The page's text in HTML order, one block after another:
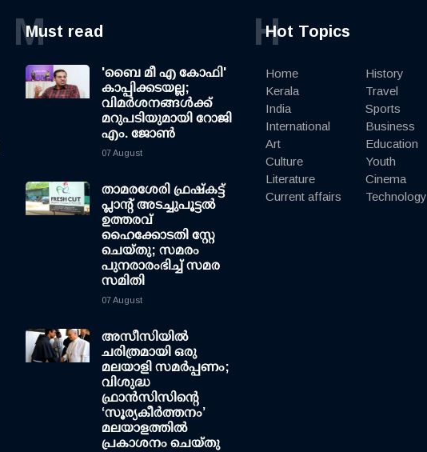
Must read
M
'ബൈ മീ എ കോഫി'
കാപ്പിക്കടയല്ല;
വിമര്‍ശനങ്ങള്‍ക്ക്
മറുപടിയുമായി റോജി
എം. ജോണ്‍
07 August
താമരശേരി ഫ്രഷ്കട്ട്
പ്ലാന്റ് അടച്ചുപൂട്ടൽ
ഉത്തരവ്
ഹൈക്കോടതി സ്റ്റേ
ചെയ്തു; സമരം
പുനരാരംഭിച്ച് സമര
സമിതി
07 August
അസീസിയിൽ
ചരിത്രമായി ഒരു
മലയാളി സമർപ്പണം;
വിശുദ്ധ
ഫ്രാൻസിസിന്റെ
‘സൂര്യകീർത്തനം’
മലയാളത്തിൽ
പ്രകാശനം ചെയ്തു
Hot Topics
H
Home
Kerala
India
International
Art
Culture
Literature
Current affairs
History
Travel
Sports
Business
Education
Youth
Cinema
Technology